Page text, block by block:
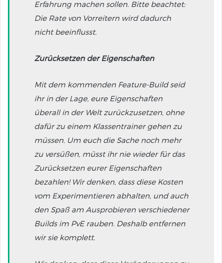
Erfahrung machen sollen. Bitte beachtet:
Die Rate von Vorreitern wird dadurch
nicht beeinflusst.
Zurücksetzen der Eigenschaften
Mit dem kommenden Feature-Build seid
ihr in der Lage, eure Eigenschaften
überall in der Welt zurückzusetzen, ohne
dafür zu einem Klassentrainer gehen zu
müssen. Um euch die Sache noch mehr
zu versüßen, müsst ihr nie wieder für das
Zurücksetzen eurer Eigenschaften
bezahlen! Wir denken, dass diese Kosten
vom Experimentieren abhalten, und auch
den Spaß am Ausprobieren verschiedener
Builds im PvE rauben. Deshalb entfernen
wir sie komplett.